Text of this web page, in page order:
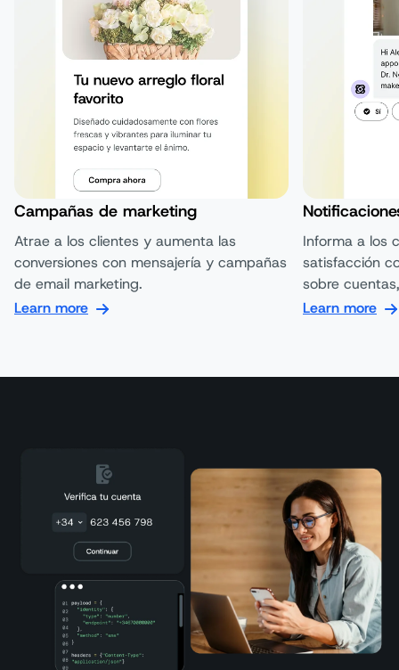
Campañas de marketing
Atrae a los clientes y aumenta las
conversiones con mensajería y campañas
de email marketing.
Learn more
Informa a los
satisfacción
sobre
Learn more